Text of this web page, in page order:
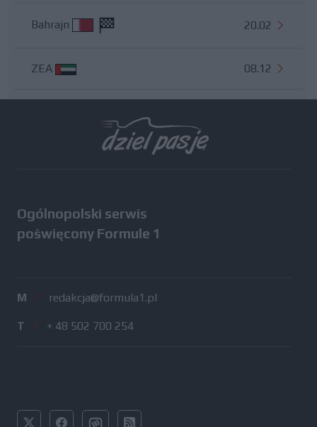
Bahrajn 20.02
ZEA 08.12
Ogólnopolski serwis
poświęcony Formule 1
M / redakcja@formula1.pl
T / + 48 502 700 254